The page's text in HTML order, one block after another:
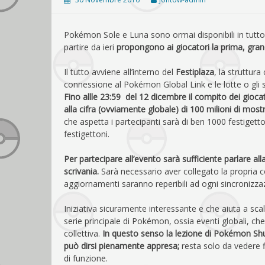
Pokémon Sole e Luna sono ormai disponibili in
partire da ieri propongono ai giocatori la prima,
Il tutto avviene all’interno del Festiplaza, la struttura
connessione al Pokémon Global Link e le lotte o gli
Fino allle 23:59 del 12 dicembre il compito dei
alla cifra (ovviamente globale) di 100 milioni di
che aspetta i partecipanti sarà di ben 1000
festigettoni.
Per partecipare all’evento sarà sufficiente parlare
scrivania. Sarà necessario aver collegato la propria
aggiornamenti saranno reperibili ad ogni
Iniziativa sicuramente interessante e che aiuta a
serie principale di Pokémon, ossia eventi globali,
collettiva. In questo senso la lezione di Pokémon
può dirsi pienamente appresa; resta solo da vedere
di funzione.